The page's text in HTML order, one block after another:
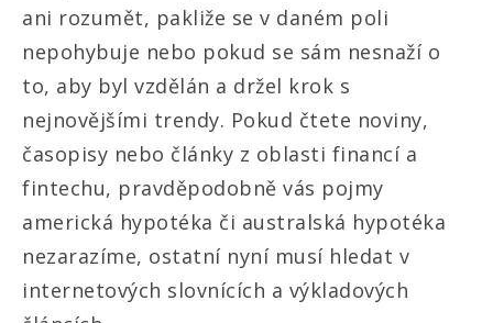
ani rozumět, pakliže se v daném poli
nepohybuje nebo pokud se sám nesnaží o
to, aby byl vzdělán a držel krok s
nejnovějšími trendy. Pokud čtete noviny,
časopisy nebo články z oblasti financí a
fintechu, pravděpodobně vás pojmy
americká hypotéka či australská hypotéka
nezarazíme, ostatní nyní musí hledat v
internetových slovnících a výkladových